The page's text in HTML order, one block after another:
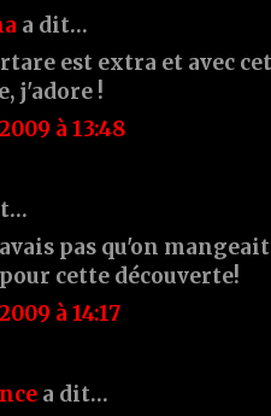
a dit…
est extra et avec
j'adore !
à 13:48
pas qu'on
cette découverte!
à 14:17
a dit…